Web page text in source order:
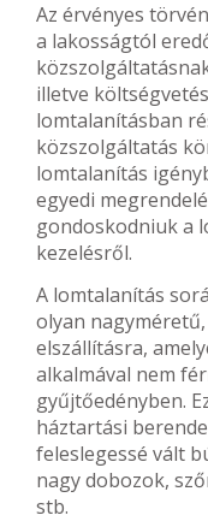
Az érvényes
a lakosságtól
illetve
lomtalanításban
közszolgáltatás
lomtalanítás
egyedi
gondoskodniuk a
kezelésről.
A lomtalanítás
olyan
elszállításra,
alkalmával nem
gyűjtőedényben.
háztartási
feleslegessé vált
nagy dobozok,
stb.